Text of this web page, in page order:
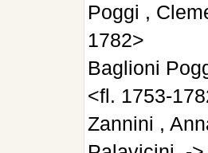
Poggi ,
1782>
Baglioni
<fl. 1753-
Zannini ,